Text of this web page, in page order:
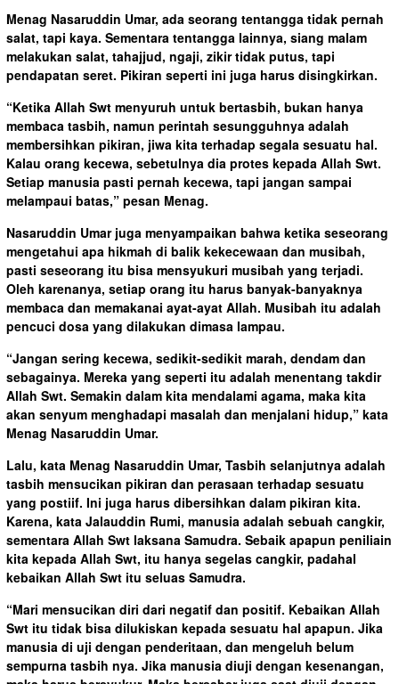
Menag Nasaruddin Umar, ada seorang tentangga tidak pernah
salat, tapi kaya. Sementara tentangga lainnya, siang malam
melakukan salat, tahajjud, ngaji, zikir tidak putus, tapi
pendapatan seret. Pikiran seperti ini juga harus disingkirkan.
“Ketika Allah Swt menyuruh untuk bertasbih, bukan hanya
membaca tasbih, namun perintah sesungguhnya adalah
membersihkan pikiran, jiwa kita terhadap segala sesuatu hal.
Kalau orang kecewa, sebetulnya dia protes kepada Allah Swt.
Setiap manusia pasti pernah kecewa, tapi jangan sampai
melampaui batas,” pesan Menag.
Nasaruddin Umar juga menyampaikan bahwa ketika seseorang
mengetahui apa hikmah di balik kekecewaan dan musibah,
pasti seseorang itu bisa mensyukuri musibah yang terjadi.
Oleh karenanya, setiap orang itu harus banyak-banyaknya
membaca dan memakanai ayat-ayat Allah. Musibah itu adalah
pencuci dosa yang dilakukan dimasa lampau.
“Jangan sering kecewa, sedikit-sedikit marah, dendam dan
sebagainya. Mereka yang seperti itu adalah menentang takdir
Allah Swt. Semakin dalam kita mendalami agama, maka kita
akan senyum menghadapi masalah dan menjalani hidup,” kata
Menag Nasaruddin Umar.
Lalu, kata Menag Nasaruddin Umar, Tasbih selanjutnya adalah
tasbih mensucikan pikiran dan perasaan terhadap sesuatu
yang postiif. Ini juga harus dibersihkan dalam pikiran kita.
Karena, kata Jalauddin Rumi, manusia adalah sebuah cangkir,
sementara Allah Swt laksana Samudra. Sebaik apapun peniliain
kita kepada Allah Swt, itu hanya segelas cangkir, padahal
kebaikan Allah Swt itu seluas Samudra.
“Mari mensucikan diri dari negatif dan positif. Kebaikan Allah
Swt itu tidak bisa dilukiskan kepada sesuatu hal apapun. Jika
manusia di uji dengan penderitaan, dan mengeluh belum
sempurna tasbih nya. Jika manusia diuji dengan kesenangan,